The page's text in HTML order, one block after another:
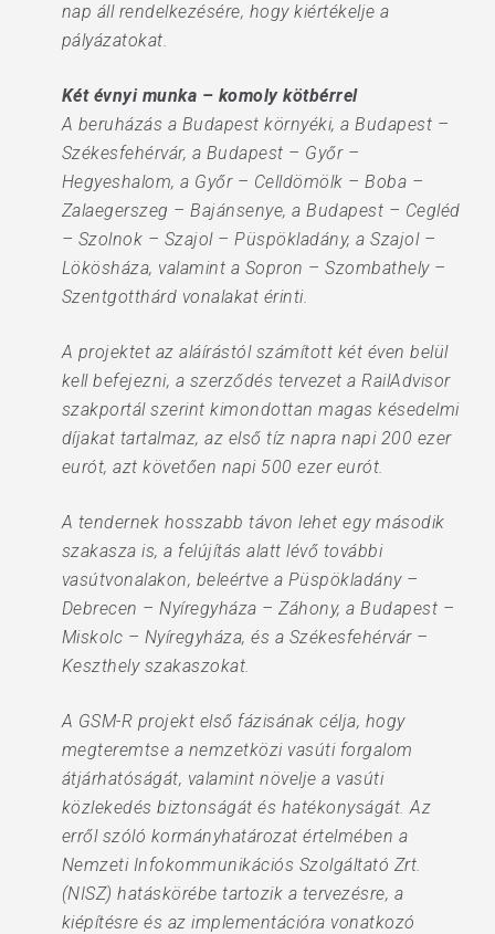
nap áll rendelkezésére, hogy kiértékelje a
pályázatokat.
Két évnyi munka – komoly kötbérrel
A beruházás a Budapest környéki, a Budapest –
Székesfehérvár, a Budapest – Győr –
Hegyeshalom, a Győr – Celldömölk – Boba –
Zalaegerszeg – Bajánsenye, a Budapest – Cegléd
– Szolnok – Szajol – Püspökladány, a Szajol –
Lökösháza, valamint a Sopron – Szombathely –
Szentgotthárd vonalakat érinti.
A projektet az aláírástól számított két éven belül
kell befejezni, a szerződés tervezet a RailAdvisor
szakportál szerint kimondottan magas késedelmi
díjakat tartalmaz, az első tíz napra napi 200 ezer
eurót, azt követően napi 500 ezer eurót.
A tendernek hosszabb távon lehet egy második
szakasza is, a felújítás alatt lévő további
vasútvonalakon, beleértve a Püspökladány –
Debrecen – Nyíregyháza – Záhony, a Budapest –
Miskolc – Nyíregyháza, és a Székesfehérvár –
Keszthely szakaszokat.
A GSM-R projekt első fázisának célja, hogy
megteremtse a nemzetközi vasúti forgalom
átjárhatóságát, valamint növelje a vasúti
közlekedés biztonságát és hatékonyságát. Az
erről szóló kormányhatározat értelmében a
Nemzeti Infokommunikációs Szolgáltató Zrt.
(NISZ) hatáskörébe tartozik a tervezésre, a
kiépítésre és az implementációra vonatkozó